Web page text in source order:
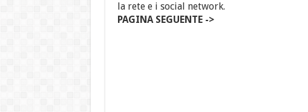
la rete e i social network.
PAGINA SEGUENTE ->